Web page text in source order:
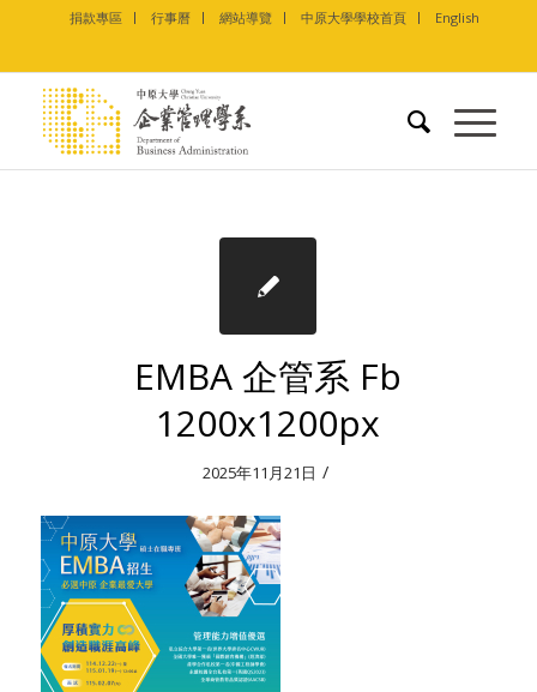
捐款專區 行事曆 網站導覽 中原大學學校首頁 English
EMBA 企管系 Fb
1200x1200px
2025年11月21日 /